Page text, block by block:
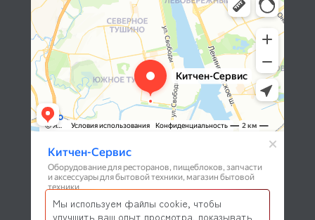
Мы используем файлы cookie, чтобы
улучшить ваш опыт просмотра, показывать